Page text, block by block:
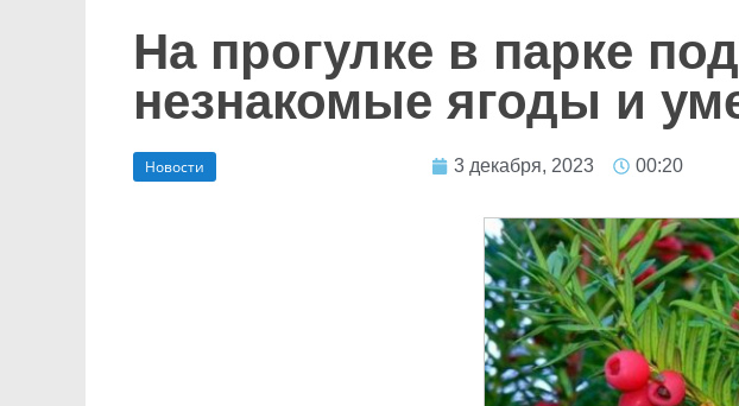
На прогулке в парке
незнакомые ягоды и
Новости 3 декабря, 2023 00:20